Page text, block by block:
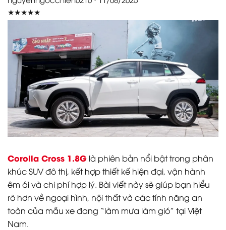
★★★★★
Corolla Cross 1.8G là phiên bản nổi bật trong phân
khúc SUV đô thị, kết hợp thiết kế hiện đại, vận hành
êm ái và chi phí hợp lý. Bài viết này sẽ giúp bạn hiểu
rõ hơn về ngoại hình, nội thất và các tính năng an
toàn của mẫu xe đang “làm mưa làm gió” tại Việt
Nam.